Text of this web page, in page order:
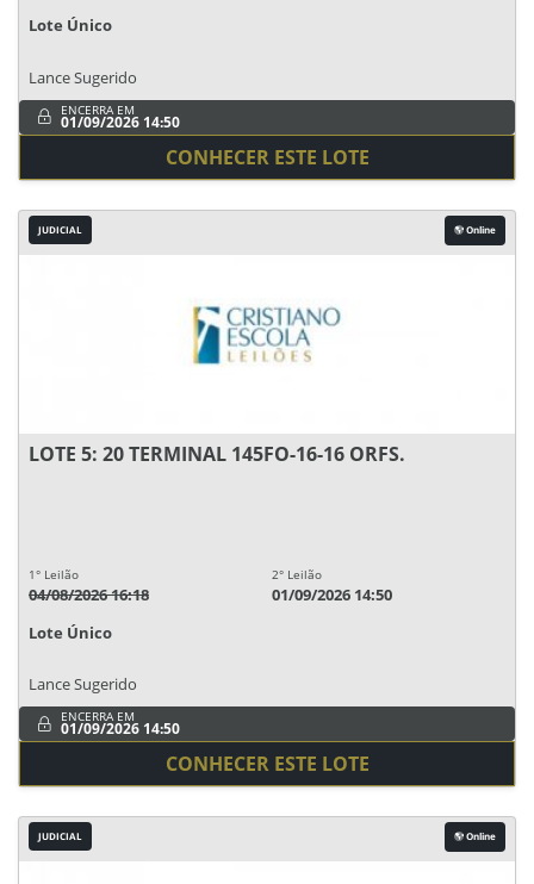
Lote Único
Lance Sugerido
ENCERRA EM
01/09/2026 14:50
CONHECER ESTE LOTE
JUDICIAL Online
LOTE 5: 20 TERMINAL 145FO-16-16 ORFS.
1° Leilão
04/08/2026 16:18
2° Leilão
01/09/2026 14:50
Lote Único
Lance Sugerido
ENCERRA EM
01/09/2026 14:50
CONHECER ESTE LOTE
JUDICIAL Online